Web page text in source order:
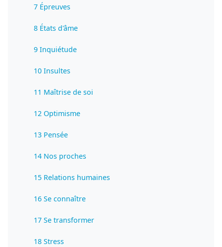
7 Épreuves
8 États d'âme
9 Inquiétude
10 Insultes
11 Maîtrise de soi
12 Optimisme
13 Pensée
14 Nos proches
15 Relations humaines
16 Se connaître
17 Se transformer
18 Stress